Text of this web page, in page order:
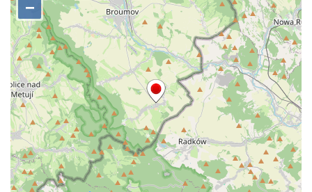
Socha Volavka v ZOO Hluboká
Flamingo trůn v ZOO Hluboká
Lavička Kůň Převalského v ZOO Hluboká
Lysá nad Labem, barokní město Šporkovo
Socha Opičákovník v ZOO Hluboká
Socha Roháč v ZOO Hluboká
Socha Mystik v ZOO Hluboká
Reliéf Rodina a práce na budově záložny
čp. 69/1 v Českých Budějovicích